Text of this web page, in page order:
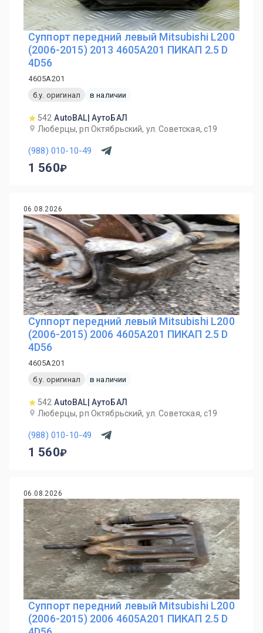
Суппорт передний левый Mitsubishi L200
(2006-2015) 2013 4605A201 ПИКАП 2.5 D
4D56
4605A201
б.у. оригинал
в наличии
542 AutoBAL| АутоБАЛ
Люберцы, рп Октябрьский, ул. Советская, с19
(988) 010-10-49
1 560
06.08.2026
Суппорт передний левый Mitsubishi L200
(2006-2015) 2006 4605A201 ПИКАП 2.5 D
4D56
4605A201
б.у. оригинал
в наличии
542 AutoBAL| АутоБАЛ
Люберцы, рп Октябрьский, ул. Советская, с19
(988) 010-10-49
1 560
06.08.2026
Суппорт передний левый Mitsubishi L200
(2006-2015) 2006 4605A201 ПИКАП 2.5 D